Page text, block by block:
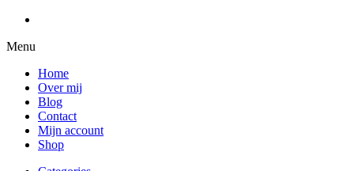
Menu
Home
Over mij
Blog
Contact
Mijn account
Shop